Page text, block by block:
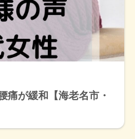
痛が緩和【海老名市・